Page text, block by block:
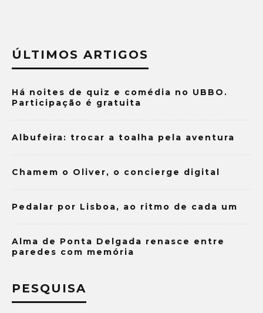
ÚLTIMOS ARTIGOS
Há noites de quiz e comédia no UBBO.
Participação é gratuita
Albufeira: trocar a toalha pela aventura
Chamem o Oliver, o concierge digital
Pedalar por Lisboa, ao ritmo de cada um
Alma de Ponta Delgada renasce entre
paredes com memória
PESQUISA